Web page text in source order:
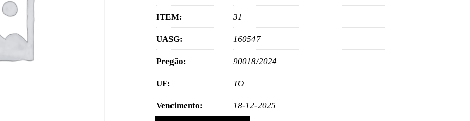
ITEM: 31
UASG: 160547
Pregão: 90018/2024
UF: TO
Vencimento: 18-12-2025